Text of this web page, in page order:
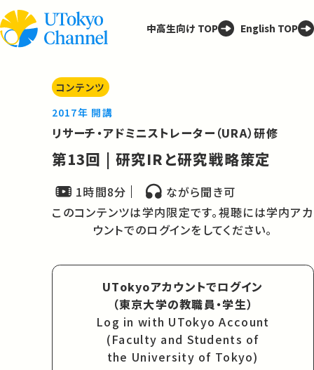
中高生向け TOP English TOP
コンテンツ
2017年 開講
リサーチ・アドミニストレーター（URA）研修
第13回 | 研究IRと研究戦略策定
1時間8分
ながら聞き可
このコンテンツは学内限定です。視聴には学内アカ
ウントでのログインをしてください。
UTokyoアカウントでログイン
（東京大学の教職員・学生）
Log in with UTokyo Account
(Faculty and Students of
the University of Tokyo)